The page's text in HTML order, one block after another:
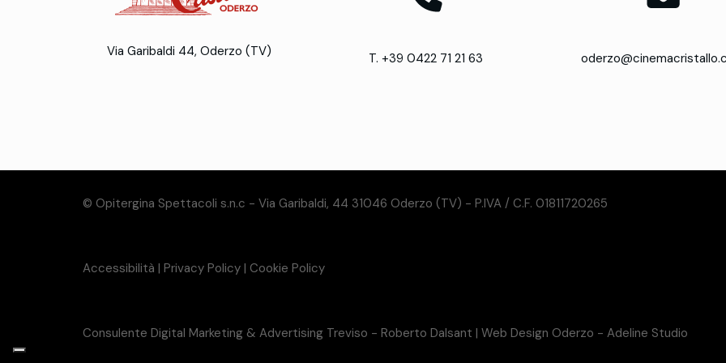
Via Garibaldi 44, Oderzo (TV) T. +39 0422 71 21 63
© Opitergina Spettacoli s.n.c - Via Garibaldi, 44 31046 Oderzo (TV) - P.IVA / C.F. 01811720265
Accessibilità | Privacy Policy | Cookie Policy
Consulente Digital Marketing & Advertising Treviso - Roberto Dalsant | Web Design Oderzo - Adeline Studio